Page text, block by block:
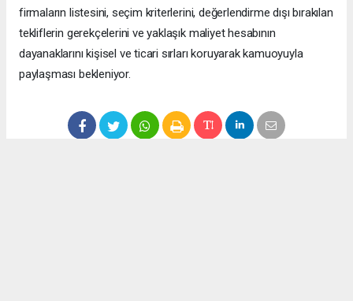
firmaların listesini, seçim kriterlerini, değerlendirme dışı bırakılan
tekliflerin gerekçelerini ve yaklaşık maliyet hesabının
dayanaklarını kişisel ve ticari sırları koruyarak kamuoyuyla
paylaşması bekleniyor.